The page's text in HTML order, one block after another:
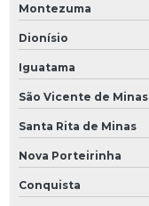
Montezuma
Dionísio
Iguatama
São Vicente de Minas
Santa Rita de Minas
Nova Porteirinha
Conquista